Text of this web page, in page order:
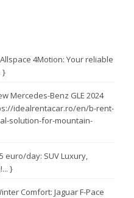
4Motion: Your reliable
}
Mercedes-Benz GLE 2024
idealrentacar.ro/en/b-rent-
solution-for-mountain-
euro/day: SUV Luxury,
}
Comfort: Jaguar F-Pace